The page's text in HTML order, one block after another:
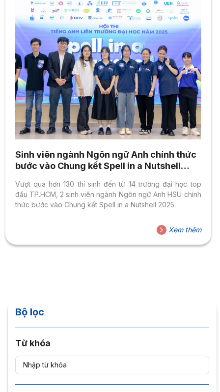
Sinh viên ngành Ngôn ngữ Anh chính thức
bước vào Chung kết Spell in a Nutshell
Vượt qua hơn 130 thí sinh đến từ 14 trường đại học top
đầu TP.HCM, 2 sinh viên ngành Ngôn ngữ Anh HSU chính
thức bước vào Chung kết Spell in a Nutshell 2025.
Xem thêm
Bộ lọc
Từ khóa